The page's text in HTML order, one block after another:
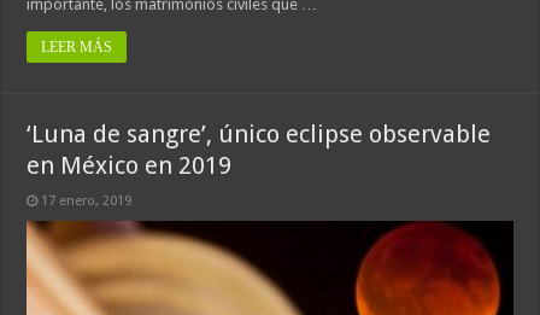
importante, los matrimonios civiles que …
LEER MÁS
‘Luna de sangre’, único eclipse observable
en México en 2019
17 enero, 2019